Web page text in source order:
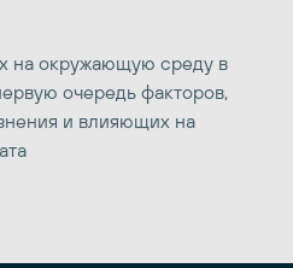
на окружающую среду в
очередь факторов,
и влияющих на